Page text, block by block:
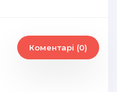
Коментарі (0)